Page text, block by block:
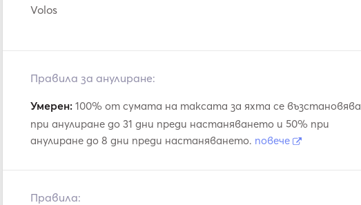
Volos
Правила за анулиране:
Умерен: 100% от сумата на таксата за яхта се възстановява
при анулиране до 31 дни преди настаняването и 50% при
анулиране до 8 дни преди настаняването. повече
Правила: